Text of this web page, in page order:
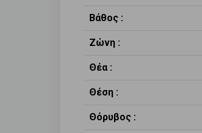
Βάθος :
Ζώνη :
Θέα :
Θέση :
Θόρυβος :